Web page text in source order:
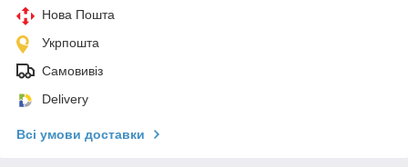
Нова Пошта
Укрпошта
Самовивіз
Delivery
Всі умови доставки